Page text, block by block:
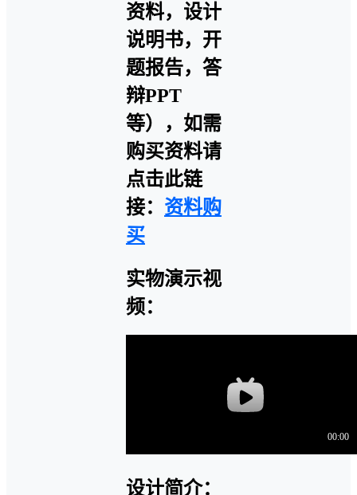
资料，设计
说明书，开
题报告，答
辩PPT
等），如需
购买资料请
点击此链
接： 资料购
买
实物演示视
频：
设计简介：